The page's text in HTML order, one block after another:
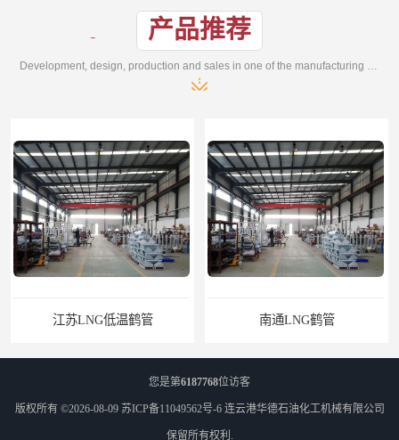
产品推荐
Development, design, production and sales in one of the manufacturing enterprises
南通LNG鹤管 江苏LNG鹤管
您是第6187768位访客
版权所有 ©2026-08-09 苏ICP备11049562号-6 连云港华德石油化工机械有限公司
保留所有权利.